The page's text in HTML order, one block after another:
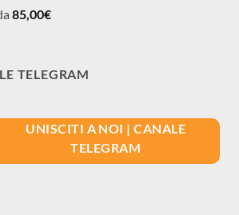
85,00€
TELEGRAM
UNISCITI A NOI | CANALE
TELEGRAM